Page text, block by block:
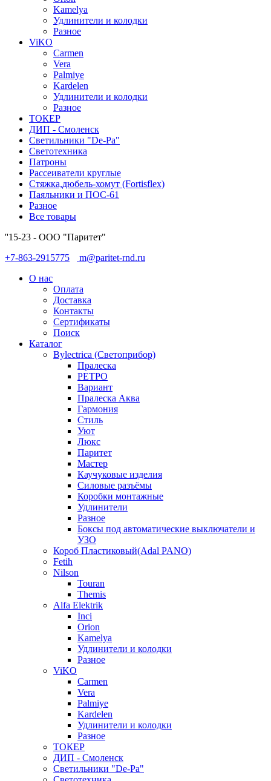
Kamelya
Удлинители и колодки
Разное
ViKO
Carmen
Vera
Palmiye
Kardelen
Удлинители и колодки
Разное
ТОКЕР
ДИП - Смоленск
Светильники "De-Pa"
Светотехника
Патроны
Рассеиватели круглые
Стяжка,дюбель-хомут (Fortisflex)
Паяльники и ПОС-61
Разное
Все товары
''15-23 - ООО "Паритет"
+7-863-2915775
m@paritet-rnd.ru
О нас
Оплата
Доставка
Контакты
Сертификаты
Поиск
Каталог
Bylectrica (Светоприбор)
Пралеска
РЕТРО
Вариант
Пралеска Аква
Гармония
Стиль
Уют
Люкс
Паритет
Мастер
Каучуковые изделия
Силовые разъёмы
Коробки монтажные
Удлинители
Разное
Боксы под автоматические выключатели и
УЗО
Короб Пластиковый(Adal PANO)
Fetih
Nilson
Touran
Themis
Alfa Elektrik
Inci
Orion
Kamelya
Удлинители и колодки
Разное
ViKO
Carmen
Vera
Palmiye
Kardelen
Удлинители и колодки
Разное
ТОКЕР
ДИП - Смоленск
Светильники "De-Pa"